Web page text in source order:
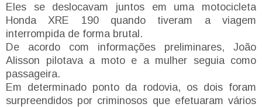
Eles se deslocavam juntos em uma motocicleta
Honda XRE 190 quando tiveram a viagem
interrompida de forma brutal.
De acordo com informações preliminares, João
Alisson pilotava a moto e a mulher seguia como
passageira.
Em determinado ponto da rodovia, os dois foram
surpreendidos por criminosos que efetuaram vários